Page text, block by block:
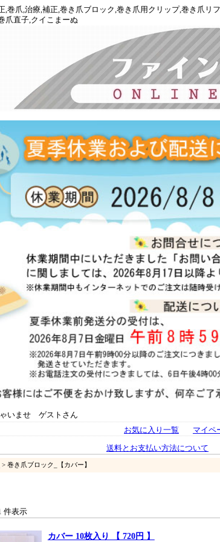
,巻爪,治療,補正,巻き爪ブロック,巻き爪用クリップ,巻き爪リ
爪直子,クイこまーぬ
いませ ゲストさん
お気に入り一覧
マイペ
送料とお支払い方法について
> 巻き爪ブロック_【カバー】
件表示
カバー 10枚入り 【 720円 】